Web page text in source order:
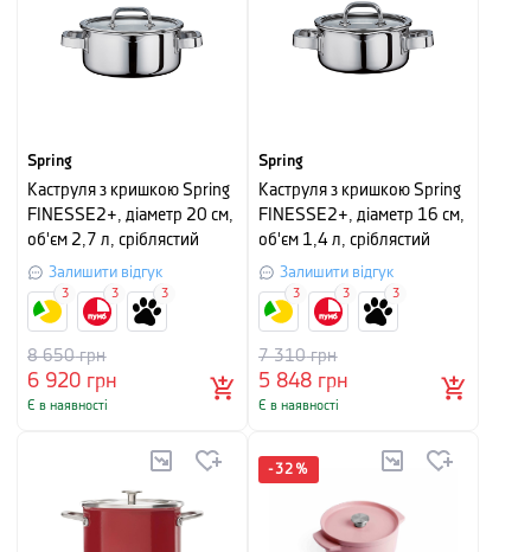
Spring
Каструля з кришкою Spring
FINESSE2+, діаметр 20 см,
об'єм 2,7 л, сріблястий
Залишити відгук
6 920 грн
8 650грн
Є в наявності
3 3 3
Spring
Каструля з кришкою Spring
FINESSE2+, діаметр 16 см,
об'єм 1,4 л, сріблястий
Залишити відгук
5 848 грн
7 310грн
Є в наявності
3 3 3
-32 %